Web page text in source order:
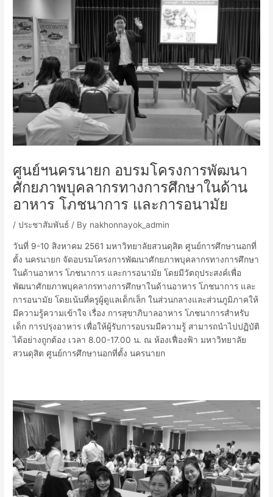
ศูนย์ฯนครนายก อบรมโครงการพัฒนา
ศักยภาพบุคลากรทางการศึกษาในด้าน
อาหาร โภชนาการ และการอนามัย
/ประชาสัมพันธ์ / By nakhonnayok_admin
วันที่ 9-10 สิงหาคม 2561 มหาวิทยาลัยสวนดุสิต ศูนย์การศึกษานอกที่
ตั้ง นครนายก จัดอบรมโครงการพัฒนาศักยภาพบุคลากรทางการศึกษา
ในด้านอาหาร โภชนาการ และการอนามัย โดยมีวัตถุประสงค์เพื่อ
พัฒนาศักยภาพบุคลากรทางการศึกษาในด้านอาหาร โภชนาการ และ
การอนามัย โดยเน้นที่ครูผู้ดูแลเด็กเล็ก ในส่วนกลางและส่วนภูมิภาคให้
มีความรู้ความเข้าใจ เรื่อง การสุขาภิบาลอาหาร โภชนาการสำหรับ
เด็ก การปรุงอาหาร เพื่อให้ผู้รับการอบรมมีความรู้ สามารถนำไปปฏิบัติ
ได้อย่างถูกต้อง เวลา 8.00-17.00 น. ณ ห้องเฟื่องฟ้า มหาวิทยาลัย
สวนดุสิต ศูนย์การศึกษานอกที่ตั้ง นครนายก